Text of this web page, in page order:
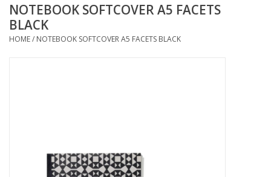
Merken
NOTEBOOK SOFTCOVER A5 FACETS
BLACK
HOME/ NOTEBOOK SOFTCOVER A5 FACETS BLACK